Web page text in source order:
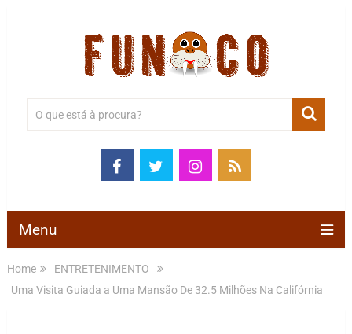
Menu
Home
ENTRETENIMENTO
Uma Visita Guiada a Uma Mansão De 32.5 Milhões Na Califórnia